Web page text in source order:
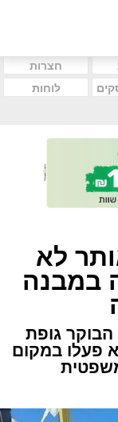
חצרות
לוחות
לא
במבנה
גופת
פעלו במקום